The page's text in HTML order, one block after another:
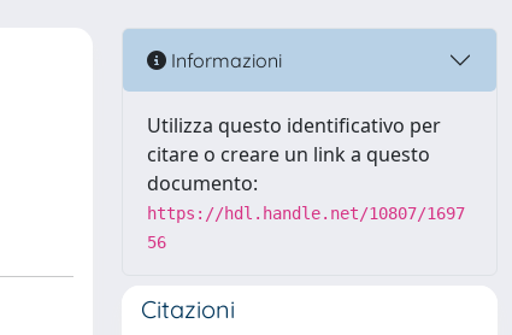
Informazioni
Utilizza questo identificativo per
citare o creare un link a questo
documento:
https://hdl.handle.net/10807/1697
56
Citazioni